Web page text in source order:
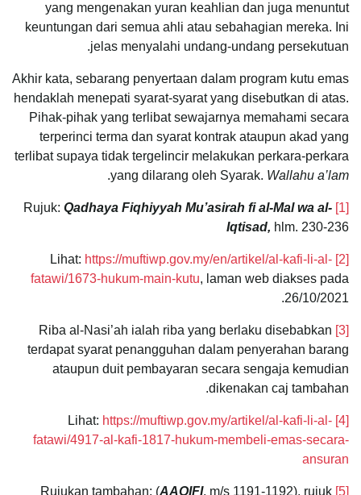
yang mengenakan yuran keahlian dan juga menuntut
keuntungan dari semua ahli atau sebahagian mereka. Ini
jelas menyalahi undang-undang persekutuan.
Akhir kata, sebarang penyertaan dalam program kutu emas
hendaklah menepati syarat-syarat yang disebutkan di atas.
Pihak-pihak yang terlibat sewajarnya memahami secara
terperinci terma dan syarat kontrak ataupun akad yang
terlibat supaya tidak tergelincir melakukan perkara-perkara
yang dilarang oleh Syarak. Wallahu a’lam
.
[1]
Qadhaya Fiqhiyyah Mu’asirah fi al-Mal wa al-
Iqtisad, hlm. 230-236
[2]
https://muftiwp.gov.my/en/artikel/al-kafi-li-al-
fatawi/1673-hukum-main-kutu, laman web diakses pada
26/10/2021.
[3]
Riba al-Nasi’ah ialah riba yang berlaku disebabkan
terdapat syarat penangguhan dalam penyerahan barang
ataupun duit pembayaran secara sengaja kemudian
dikenakan caj tambahan.
[4]
https://muftiwp.gov.my/artikel/al-kafi-li-al-
fatawi/4917-al-kafi-1817-hukum-membeli-emas-secara-
ansuran
[5]
AAOIFI, m/s 1191-1192), rujuk